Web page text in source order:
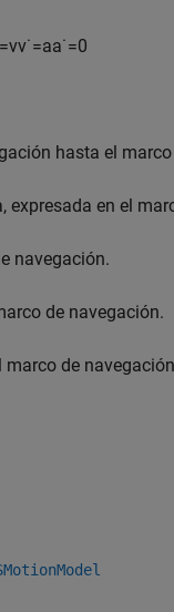
=vv˙=aa˙=0
hasta el
en el
navegación.
de navegación.
de